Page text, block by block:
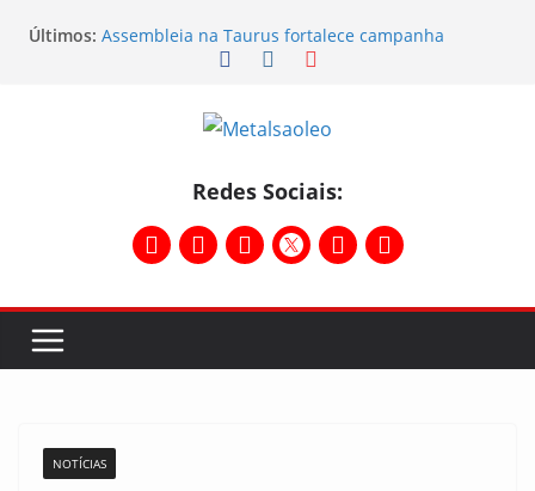
Últimos: Assembleia na Taurus fortalece campanha
salarial e mostra a força da categoria que exige
Nota de repúdio
Conselho Diretivo da CNM/CUT debate indústria e
Temporal destelha Ginásio Bigornão
Assembleia na Taurus – Campanha salarial
2026/2027
Redes Sociais:
NOTÍCIAS